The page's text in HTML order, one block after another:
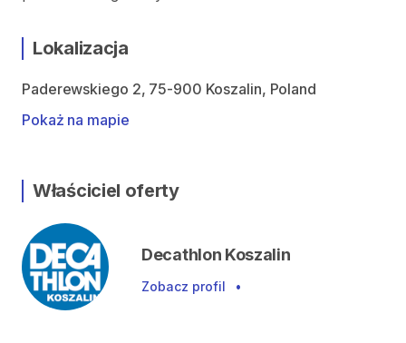
Lokalizacja
Paderewskiego 2, 75-900 Koszalin, Poland
Pokaż na mapie
Właściciel oferty
Decathlon Koszalin
Zobacz profil •